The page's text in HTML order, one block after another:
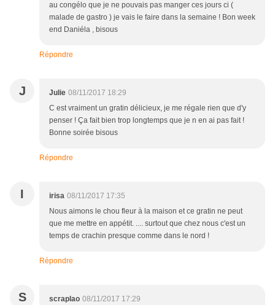
au congélo que je ne pouvais pas manger ces jours ci (
malade de gastro ) je vais le faire dans la semaine ! Bon week
end Daniéla , bisous
Répondre
J Julie 08/11/2017 18:29
C est vraiment un gratin délicieux, je me régale rien que d'y
penser ! Ça fait bien trop longtemps que je n en ai pas fait !
Bonne soirée bisous
Répondre
I irisa 08/11/2017 17:35
Nous aimons le chou fleur à la maison et ce gratin ne peut
que me mettre en appétit. .... surtout que chez nous c'est un
temps de crachin presque comme dans le nord !
Répondre
S scraplao 08/11/2017 17:29